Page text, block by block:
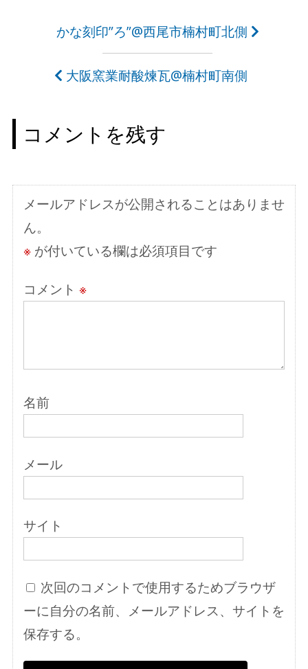
ビ
ゲ
シ
ョ
ン
かな刻印”ろ”@西尾市楠村町北側
大阪窯業耐酸煉瓦@楠村町南側
コメントを残す
メールアドレスが公開されることはありませ
ん。
※が付いている欄は必須項目です
コメント ※
名前
メール
サイト
次回のコメントで使用するためブラウザ
ーに自分の名前、メールアドレス、サイトを
保存する。